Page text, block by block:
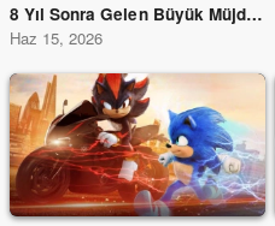
8 Yıl Sonra Gelen Büyük Müjde: Star Wars Rebels 5. Sezon Gerçek Oluyor
Haz 15, 2026